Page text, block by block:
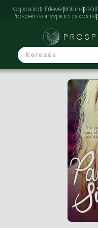
KapcsolatHírlevélRólunk
Prospero könyvpiaci podcast